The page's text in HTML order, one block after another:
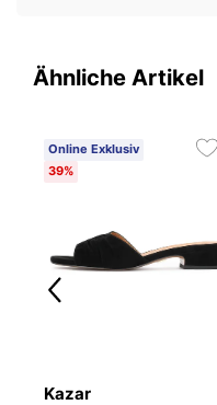
Ähnliche Artikel
Online Exklusiv
39%
Kazar